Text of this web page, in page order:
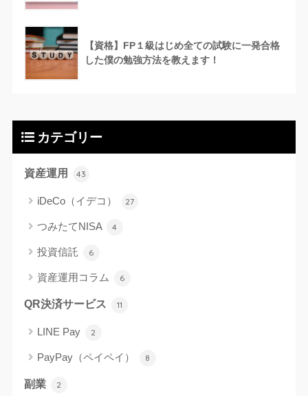
【資格】FP１級はじめ全ての試験に一発合格
した僕の勉強方法を教えます！
カテゴリー
資産運用 43
iDeCo（イデコ） 27
つみたてNISA 4
投資信託 6
資産運用コラム 6
QR決済サービス 11
LINE Pay 2
PayPay（ペイペイ） 8
副業 2